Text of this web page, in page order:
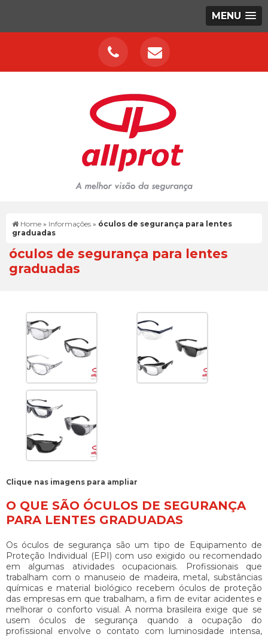
MENU
Home » Informações » óculos de segurança para lentes
graduadas
óculos de segurança para lentes
graduadas
Clique nas imagens para ampliar
O QUE SÃO ÓCULOS DE SEGURANÇA
PARA LENTES GRADUADAS
Os óculos de segurança são um tipo de Equipamento de
Proteção Individual (EPI) com uso exigido ou recomendado
em algumas atividades ocupacionais. Profissionais que
trabalham com o manuseio de madeira, metal, substâncias
químicas e material biológico recebem óculos de proteção
das empresas em que trabalham, a fim de evitar acidentes e
melhorar o conforto visual. A norma brasileira exige que se
usem óculos de segurança quando a ocupação do
profissional envolve o contato com luminosidade intensa,